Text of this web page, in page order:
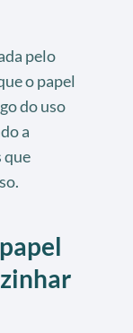
pelo
o papel
do uso
a
que